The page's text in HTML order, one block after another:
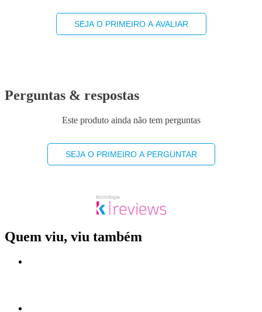
SEJA O PRIMEIRO A AVALIAR
Perguntas & respostas
Este produto ainda não tem perguntas
SEJA O PRIMEIRO A PERGUNTAR
Quem viu, viu também